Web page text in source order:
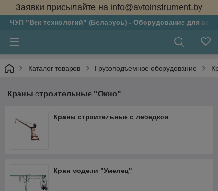
Заявки присылайте на info@avtoinstrument.by
ЧУП "Век технологий" (Беларусь) - Оборудование для
Каталог товаров Грузоподъемное оборудование
Краны строительные "Окно"
Краны строительные с лебедкой
Кран модели "Умелец"